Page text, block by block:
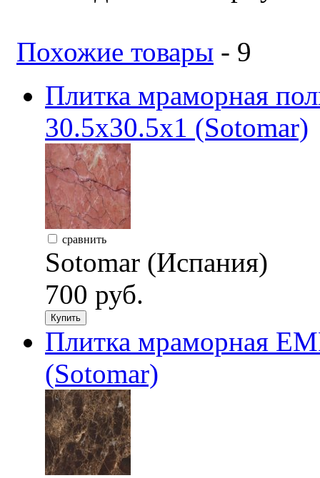
Похожие товары - 9
Плитка мраморная
30.5х30.5х1 (Sotomar)
сравнить
Sotomar (Испания)
700 руб.
Купить
Плитка мраморная
(Sotomar)